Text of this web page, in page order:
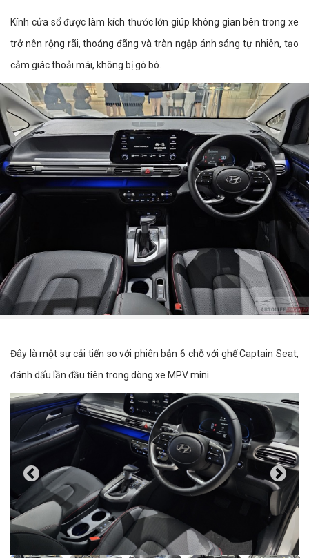
Kính cửa sổ được làm kích thước lớn giúp không gian bên trong xe
trở nên rộng rãi, thoáng đãng và tràn ngập ánh sáng tự nhiên, tạo
cảm giác thoải mái, không bị gò bó.
Đây là một sự cải tiến so với phiên bản 6 chỗ với ghế Captain Seat,
đánh dấu lần đầu tiên trong dòng xe MPV mini.